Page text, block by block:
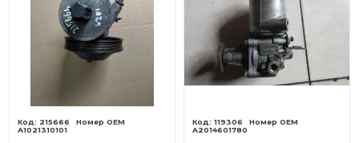
215666
A1021310101
119306
A2014601780